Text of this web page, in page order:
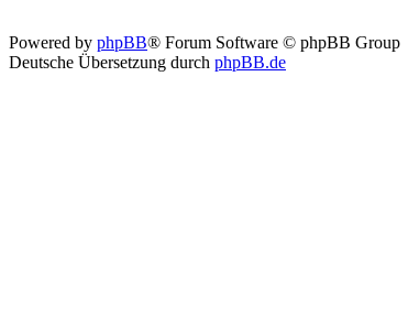
Powered by phpBB® Forum Software © phpBB Group
Deutsche Übersetzung durch phpBB.de